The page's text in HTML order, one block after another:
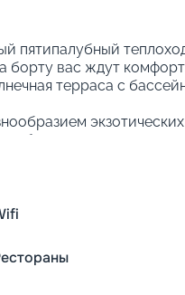
пятипалубный
борту вас ждут
терраса с
ваше путешествие
телевидение,